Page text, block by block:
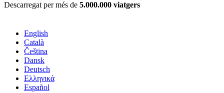
Descarregat per més de 5.000.000 viatgers
English
Català
Čeština
Dansk
Deutsch
Ελληνικά
Español